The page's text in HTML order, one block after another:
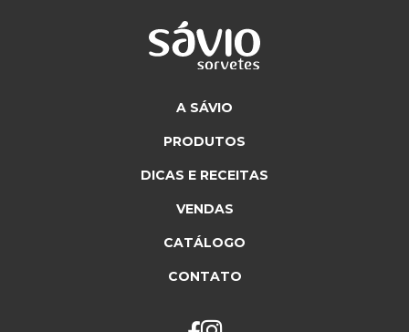
A SÁVIO
PRODUTOS
DICAS E RECEITAS
VENDAS
CATÁLOGO
CONTATO